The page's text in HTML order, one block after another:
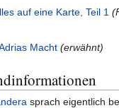
auf eine Karte, Teil 1
Macht (erwähnt)
sprach eigentlich